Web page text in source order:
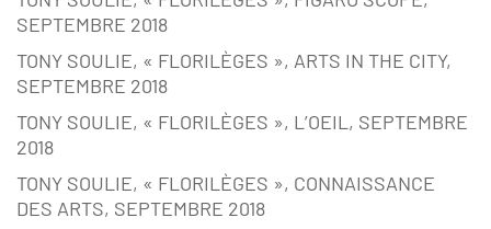
SEPTEMBRE 2018
TONY SOULIE, « FLORILÈGES », ARTS IN THE CITY,
SEPTEMBRE 2018
TONY SOULIE, « FLORILÈGES », L’OEIL, SEPTEMBRE
2018
TONY SOULIE, « FLORILÈGES », CONNAISSANCE
DES ARTS, SEPTEMBRE 2018